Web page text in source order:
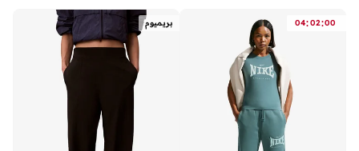
04:02:00 بريميوم